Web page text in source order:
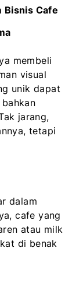
Bisnis Cafe
membeli
visual
unik dapat
jarang,
tetapi
dalam
cafe yang
atau milk
di benak